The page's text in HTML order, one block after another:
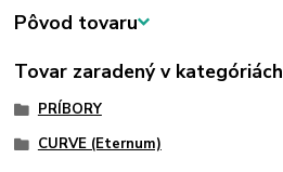
Pôvod tovaru
Tovar zaradený v kategóriách
PRÍBORY
CURVE (Eternum)